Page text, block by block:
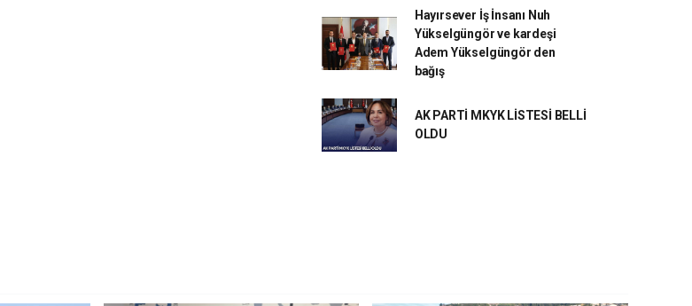
Hayırsever İş İnsanı Nuh
Yükselgüngör ve kardeşi
Adem Yükselgüngör den
bağış
AK PARTİ MKYK LİSTESİ BELLİ
OLDU